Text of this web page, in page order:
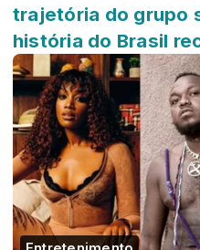
trajetória do grupo
história do Brasil